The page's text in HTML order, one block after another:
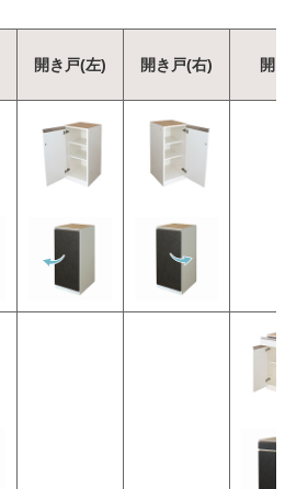
開き戸(左) 開き戸(右) 開